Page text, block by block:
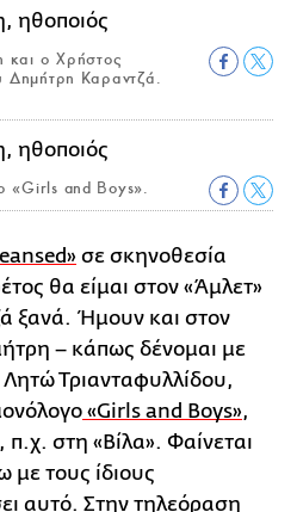
και ο Χρήστος
Δημήτρη Καραντζά.
«Girls and Boys».
σε σκηνοθεσία
θα είμαι στον «Άμλετ»
ξανά. Ήμουν και στον
– κάπως δένομαι με
Τριανταφυλλίδου,
«Girls and Boys»,
στη «Βίλα». Φαίνεται
με τους ίδιους
αυτό. Στην τηλεόραση